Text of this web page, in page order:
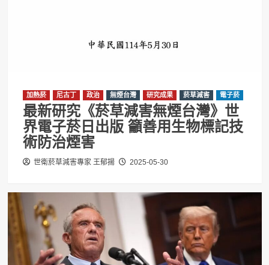
加熱菸 尼古丁 政治 無煙台灣 研究成果 菸草減害 電子菸
最新研究《菸草減害無煙台灣》世
界電子菸日出版 籲善用生物標記技
術防治煙害
世衛菸草減害專家 王郁揚 2025-05-30